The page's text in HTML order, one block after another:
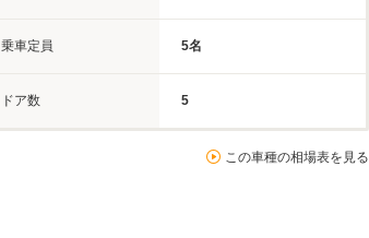
乗車定員 5名
ドア数 5
この車種の相場表を見る